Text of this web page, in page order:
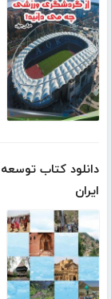
دانلود کتاب
ایران